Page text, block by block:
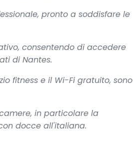
pronto a soddisfare le
consentendo di accedere
di Nantes.
fitness e il Wi-Fi gratuito, sono
in particolare la
docce all'italiana.